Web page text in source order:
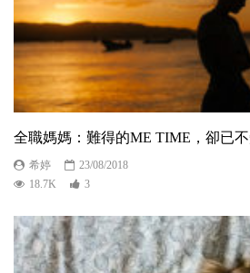
全職媽媽：難得的ME TIME，卻已
希婷
23/08/2018
18.7K
3